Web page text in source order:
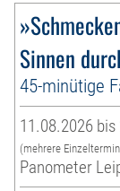
Sinnen
45-minütige
11.08.2026
(mehrere
Panometer